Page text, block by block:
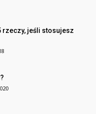
rzeczy, jeśli stosujesz